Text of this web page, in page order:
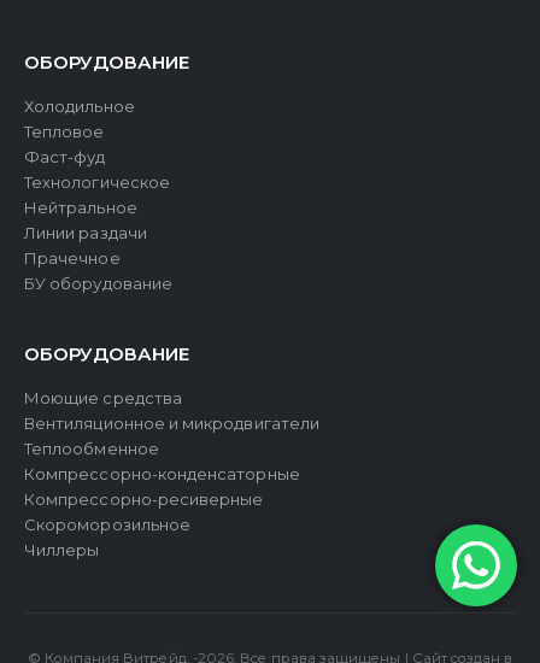
ОБОРУДОВАНИЕ
Холодильное
Тепловое
Фаст-фуд
Технологическое
Нейтральное
Линии раздачи
Прачечное
БУ оборудование
ОБОРУДОВАНИЕ
Моющие средства
Вентиляционное и микродвигатели
Теплообменное
Компрессорно-конденсаторные
Компрессорно-ресиверные
Скороморозильное
Чиллеры
© Компания Витрейд. -2026. Все права защищены | Сайт создан в